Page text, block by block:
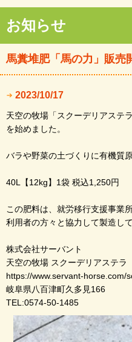
お知らせ
馬糞堆肥「馬の力」販売
2023/10/17
天空の牧場「スクーデリアステ
を始めました。
バラや野菜の土づくりに有機質
40L【12kg】1袋 税込1,250円
この肥料は、就労移行支援事業
利用者の方々と協力して製造して
株式会社サーバント
天空の牧場 スクーデリアステラ
https://www.servant-horse.com/
岐阜県八百津町久多見166
TEL:0574-50-1485